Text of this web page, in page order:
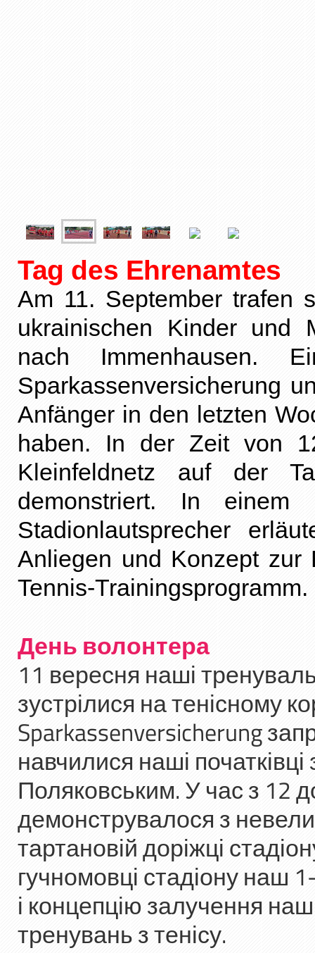
Tag des Ehrenamtes
Am 11. September trafen
ukrainischen Kinder und
nach Immenhausen.
Sparkassenversicherung
Anfänger in den letzten
haben. In der Zeit von
Kleinfeldnetz auf der
demonstriert. In
Stadionlautsprecher
Anliegen und Konzept zur
Tennis-Trainingsprogramm.
День волонтера
11 вересня наші
зустрілися на тенісному
Sparkassenversicherung
навчилися наші
Поляковським. У час з 12
демонструвалося з
тартановій доріжці
гучномовці стадіону наш
і концепцію залучення
тренувань з тенісу.